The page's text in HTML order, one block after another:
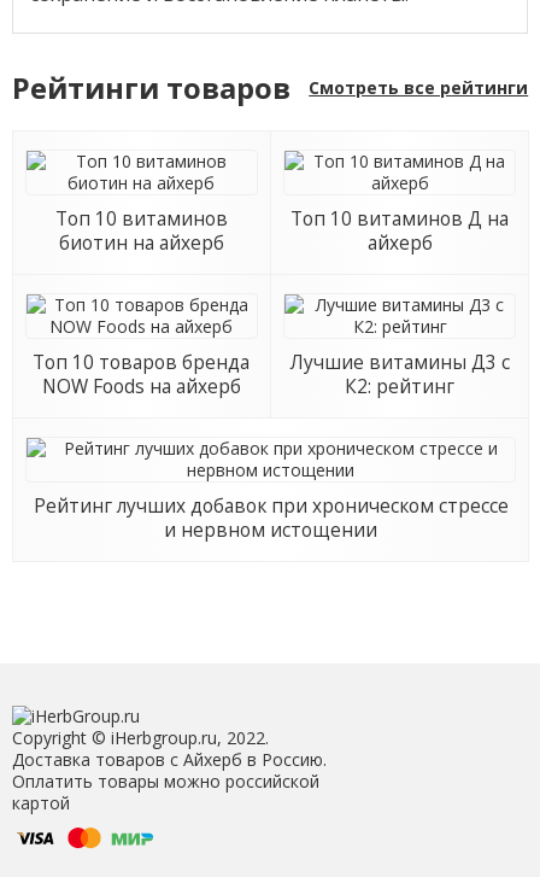
Рейтинги товаров Смотреть все рейтинги
Топ 10 витаминов
биотин на айхерб
Топ 10 витаминов Д на
айхерб
Топ 10 товаров бренда
NOW Foods на айхерб
Лучшие витамины Д3 с
К2: рейтинг
Рейтинг лучших добавок при хроническом стрессе
и нервном истощении
Copyright © iHerbgroup.ru, 2022.
Доставка товаров с Айхерб в Россию.
Оплатить товары можно российской
картой